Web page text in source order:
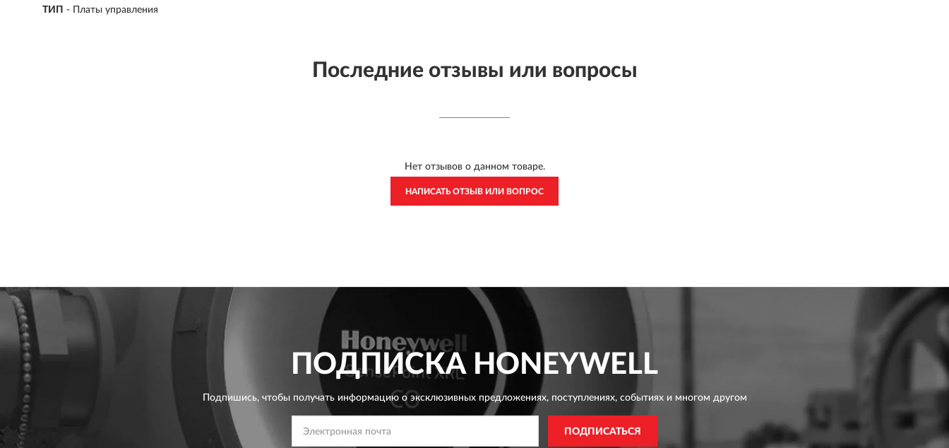
ТИП - Платы управления
Последние отзывы или вопросы
Нет отзывов о данном товаре.
НАПИСАТЬ ОТЗЫВ ИЛИ ВОПРОС
ПОДПИСКАHONEYWELL
Подпишись, чтобы получать информацию о эксклюзивных предложениях,поступлениях, событиях и многом другом
ПОДПИСАТЬСЯ